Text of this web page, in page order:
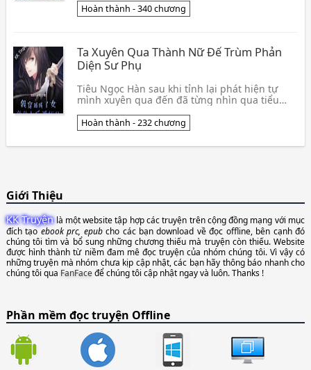
👦 Hư Cốc
Hoàn thành - 340 chương
Ta Xuyên Qua Thành Nữ Đế Trùm Phản
Diện Sư Phụ
Tiêu Ngọc Hàn sau khi tỉnh lại phát hiện tự
mình xuyên qua đến đã từng nhìn qua tiểu
nữ chính B👦 Ngã Ái Hướng Tiểu Tả
Hoàn thành - 232 chương
Giới Thiệu
KK Truyệnlà một website tập hợp các truyện trên cộng đồng mạng với mục
đích tạoebook prc, epubcho các bạn download về đọc offline, bên cạnh đó
chúng tôi tìm và bổ sung những chương thiếu mà truyện còn thiếu. Website
được hình thành từ niềm đam mê đọc truyện của nhóm chúng tôi. Vì vậy có
những truyện mà nhóm chưa kịp cập nhật, các bạn hãy thông báo nhanh cho
chúng tôi qua FanFaceđể chúng tôi cập nhật ngay và luôn. Thanks !
Phần mềm đọc truyện Offline